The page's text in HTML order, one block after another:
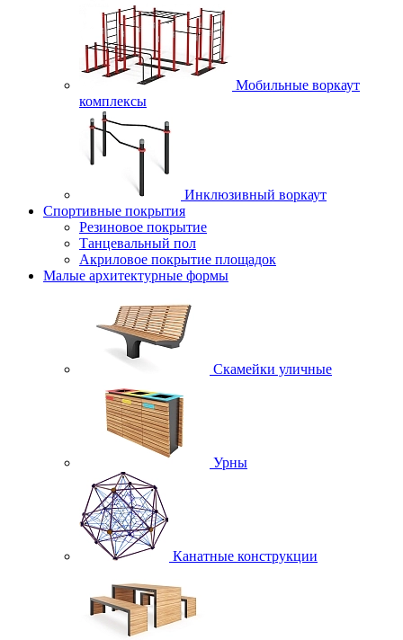
Мобильные воркаут
комплексы
Инклюзивный воркаут
Спортивные покрытия
Резиновое покрытие
Танцевальный пол
Акриловое покрытие площадок
Малые архитектурные формы
Скамейки уличные
Урны
Канатные конструкции